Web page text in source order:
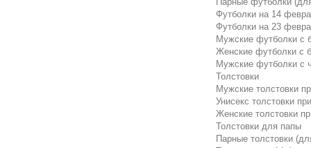
Футболки на 14
Футболки на 23
Мужские футболки с
Женские футболки с
Мужские футболки с
Толстовки
Мужские толстовки
Унисекс толстовки
Женские толстовки
Толстовки для папы
Парные толстовки